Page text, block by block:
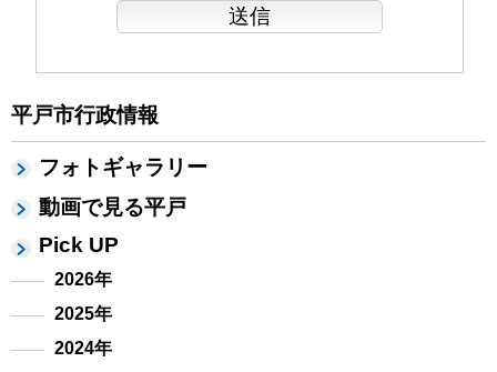
平戸市行政情報
フォトギャラリー
動画で見る平戸
Pick UP
2026年
2025年
2024年